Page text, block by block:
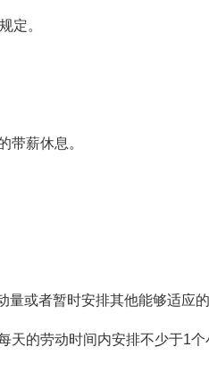
定。
带薪休息。
或者暂时安排其他能够适应的
天的劳动时间内安排不少于1